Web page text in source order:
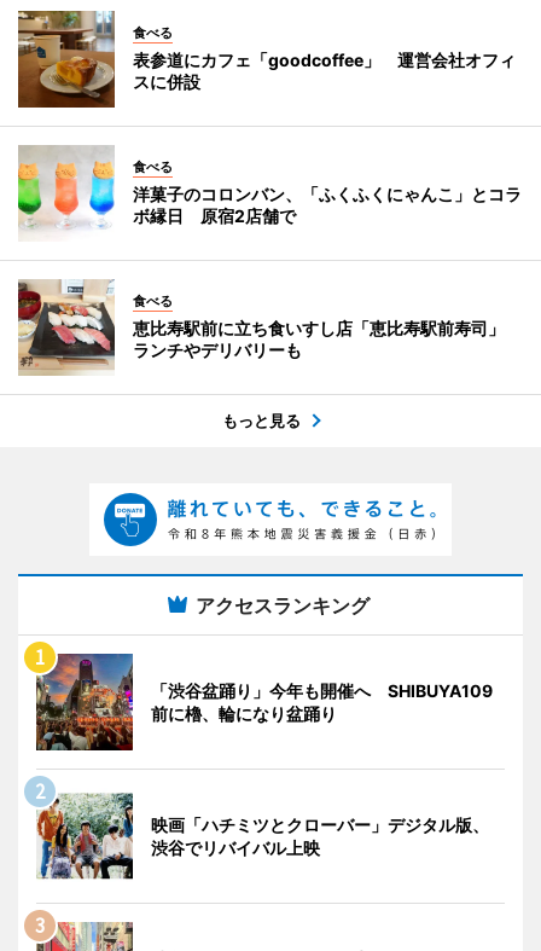
食べる
表参道にカフェ「goodcoffee」 運営会社オフィ
スに併設
食べる
洋菓子のコロンバン、「ふくふくにゃんこ」とコラ
ボ縁日 原宿2店舗で
食べる
恵比寿駅前に立ち食いすし店「恵比寿駅前寿司」
ランチやデリバリーも
もっと見る
アクセスランキング
「渋谷盆踊り」今年も開催へ SHIBUYA109
前に櫓、輪になり盆踊り
映画「ハチミツとクローバー」デジタル版、
渋谷でリバイバル上映